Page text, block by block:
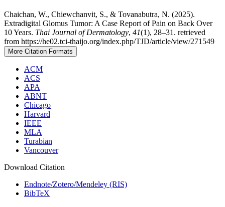
Chaichan, W., Chiewchanvit, S., & Tovanabutra, N. (2025).
Extradigital Glomus Tumor: A Case Report of Pain on Back Over
10 Years. Thai Journal of Dermatology, 41(1), 28–31. retrieved
from https://he02.tci-thaijo.org/index.php/TJD/article/view/271549
More Citation Formats
ACM
ACS
APA
ABNT
Chicago
Harvard
IEEE
MLA
Turabian
Vancouver
Download Citation
Endnote/Zotero/Mendeley (RIS)
BibTeX